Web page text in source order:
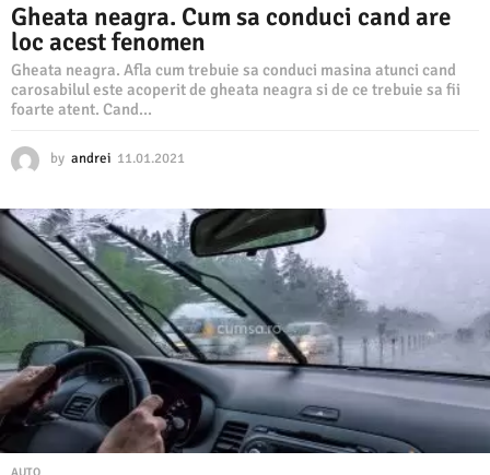
Gheata neagra. Cum sa conduci cand are
loc acest fenomen
Gheata neagra. Afla cum trebuie sa conduci masina atunci cand
carosabilul este acoperit de gheata neagra si de ce trebuie sa fii
foarte atent. Cand...
by andrei 11.01.2021
0
1
.
2
0
2
1